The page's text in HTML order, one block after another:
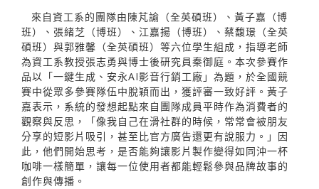
來自資工系的團隊由陳芃諭（全英碩班）、黃子嘉（博
班）、張緒芝（博班）、江嘉揚（博班）、蔡馥璟（全英
碩班）與郭雅馨（全英碩班）等六位學生組成，指導老師
為資工系教授張志勇與博士後研究員秦御庭。本次參賽作
品以「一鍵生成、安永AI影音行銷工廠」為題，於全國競
賽中從眾多參賽隊伍中脫穎而出，獲評審一致好評。黃子
嘉表示，系統的發想起點來自團隊成員平時作為消費者的
觀察與反思，「像我自己在滑社群的時候，常常會被朋友
分享的短影片吸引，甚至比官方廣告還更有說服力。」因
此，他們開始思考，是否能夠讓影片製作變得如同沖一杯
咖啡一樣簡單，讓每一位使用者都能輕鬆參與品牌故事的
創作與傳播。